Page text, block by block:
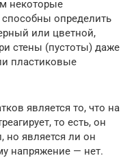
некоторые
определить
или цветной,
стены (пустоты) даже
пластиковые
является то, что на
то есть, он
но является ли он
напряжение — нет.